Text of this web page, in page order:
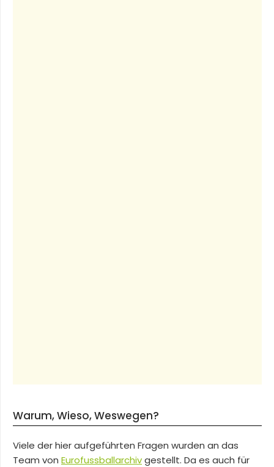
Warum, Wieso, Weswegen?
Viele der hier aufgeführten Fragen wurden an das
Team von Eurofussballarchivgestellt. Da es auch für